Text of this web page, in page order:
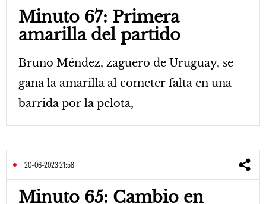
Minuto 67: Primera
amarilla del partido
Bruno Méndez, zaguero de Uruguay, se
gana la amarilla al cometer falta en una
barrida por la pelota,
20-06-2023 21:58
Minuto 65: Cambio en